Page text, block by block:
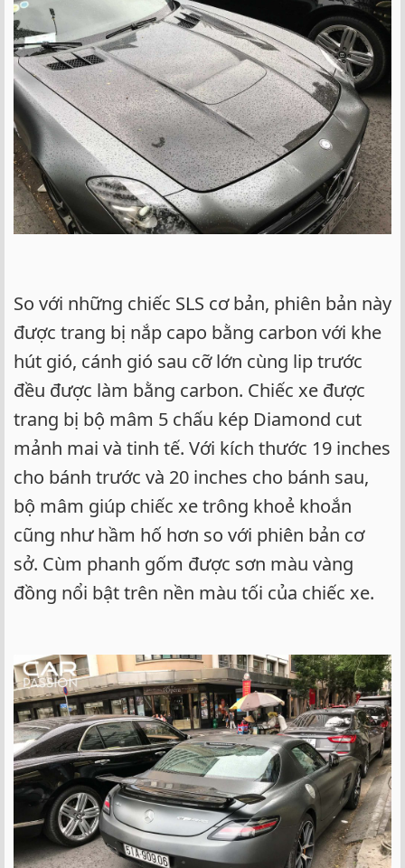
So với những chiếc SLS cơ bản, phiên bản này
được trang bị nắp capo bằng carbon với khe
hút gió, cánh gió sau cỡ lớn cùng lip trước
đều được làm bằng carbon. Chiếc xe được
trang bị bộ mâm 5 chấu kép Diamond cut
mảnh mai và tinh tế. Với kích thước 19 inches
cho bánh trước và 20 inches cho bánh sau,
bộ mâm giúp chiếc xe trông khoẻ khoắn
cũng như hầm hố hơn so với phiên bản cơ
sở. Cùm phanh gốm được sơn màu vàng
đồng nổi bật trên nền màu tối của chiếc xe.